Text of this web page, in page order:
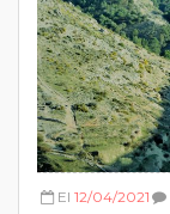
El 12/04/2021